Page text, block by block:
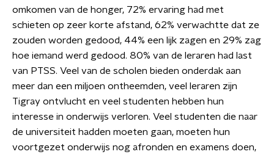
omkomen van de honger, 72% ervaring had met
schieten op zeer korte afstand, 62% verwachtte dat ze
zouden worden gedood, 44% een lijk zagen en 29% zag
hoe iemand werd gedood. 80% van de leraren had last
van PTSS. Veel van de scholen bieden onderdak aan
meer dan een miljoen ontheemden, veel leraren zijn
Tigray ontvlucht en veel studenten hebben hun
interesse in onderwijs verloren. Veel studenten die naar
de universiteit hadden moeten gaan, moeten hun
voortgezet onderwijs nog afronden en examens doen,